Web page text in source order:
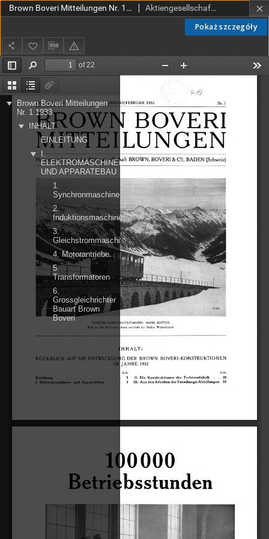
Pokaż szczegóły
Brown Boveri Mitteilungen Nr. 1 s. 1-22 Aktiengesellschaft Brown Boveri et Cie